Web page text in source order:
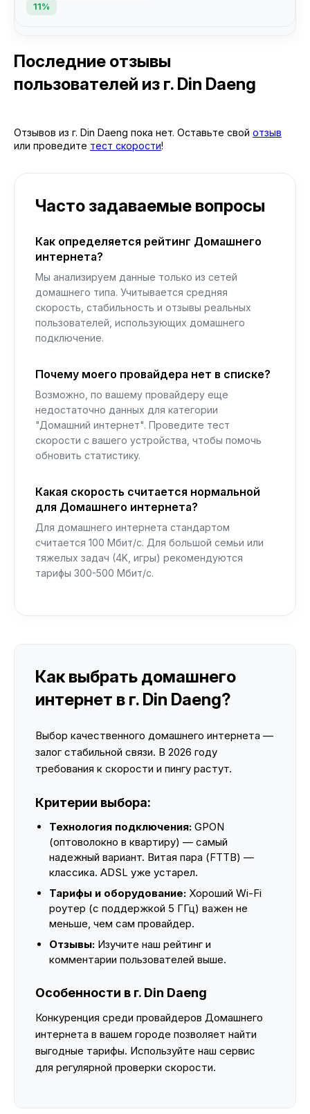
11%
Последние отзывы
пользователей из г. Din Daeng
Отзывов из г. Din Daeng пока нет. Оставьте свой отзыв
или проведите тест скорости!
Часто задаваемые вопросы
Как определяется рейтинг Домашнего
интернета?
Мы анализируем данные только из сетей
домашнего типа. Учитывается средняя
скорость, стабильность и отзывы реальных
пользователей, использующих домашнего
подключение.
Почему моего провайдера нет в списке?
Возможно, по вашему провайдеру еще
недостаточно данных для категории
"Домашний интернет". Проведите тест
скорости с вашего устройства, чтобы помочь
обновить статистику.
Какая скорость считается нормальной
для Домашнего интернета?
Для домашнего интернета стандартом
считается 100 Мбит/с. Для большой семьи или
тяжелых задач (4K, игры) рекомендуются
тарифы 300-500 Мбит/с.
Как выбрать домашнего
интернет в г. Din Daeng?
Выбор качественного домашнего интернета —
залог стабильной связи. В 2026 году
требования к скорости и пингу растут.
Критерии выбора:
Технология подключения: GPON
(оптоволокно в квартиру) — самый
надежный вариант. Витая пара (FTTB) —
классика. ADSL уже устарел.
Тарифы и оборудование: Хороший Wi-Fi
роутер (с поддержкой 5 ГГц) важен не
меньше, чем сам провайдер.
Отзывы: Изучите наш рейтинг и
комментарии пользователей выше.
Особенности в г. Din Daeng
Конкуренция среди провайдеров Домашнего
интернета в вашем городе позволяет найти
выгодные тарифы. Используйте наш сервис
для регулярной проверки скорости.